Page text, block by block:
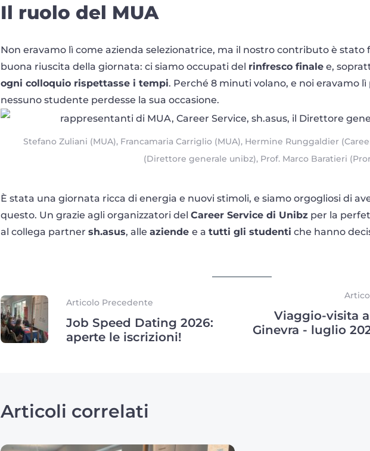
Il ruolo del MUA
Non eravamo lì come azienda selezionatrice, ma il nostro contributo è
buona riuscita della giornata: ci siamo occupati del rinfresco finale e,
ogni colloquio rispettasse i tempi. Perché 8 minuti volano, e noi eravamo lì
nessuno studente perdesse la sua occasione.
Stefano Zuliani (MUA), Francamaria Carriglio (MUA), Hermine Runggaldier
(Direttore generale unibz), Prof. Marco Baratieri
È stata una giornata ricca di energia e nuovi stimoli, e siamo orgogliosi di
questo. Un grazie agli organizzatori del Career Service di Unibz per la
al collega partner sh.asus, alle aziende e a tutti gli studenti che hanno
Articolo Precedente
Job Speed Dating 2026:
aperte le iscrizioni!
Viaggio-visita
Ginevra - luglio
Articoli correlati